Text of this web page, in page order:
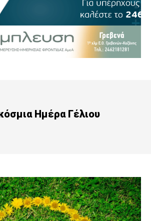
Ημέρα Γέλιου